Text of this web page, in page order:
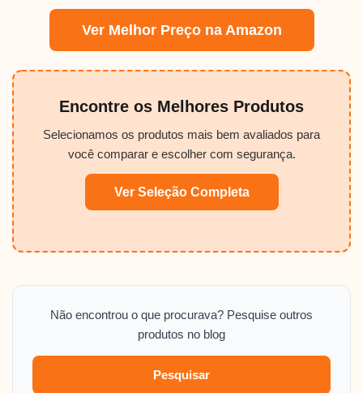
Ver Melhor Preço na Amazon
Encontre os Melhores Produtos
Selecionamos os produtos mais bem avaliados para
você comparar e escolher com segurança.
Ver Seleção Completa
Não encontrou o que procurava? Pesquise outros
produtos no blog
Pesquisar